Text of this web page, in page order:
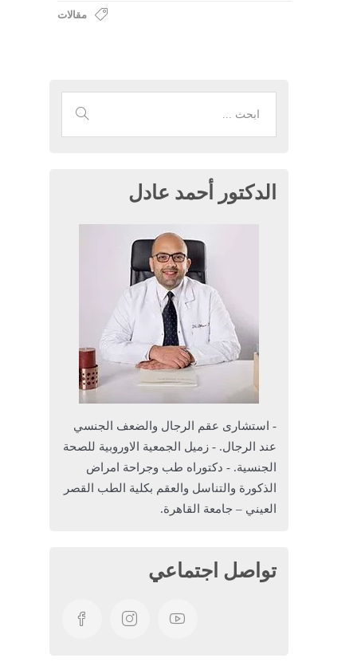
مقالات
الدكتور أحمد عادل
- استشارى عقم الرجال والضعف الجنسي
عند الرجال. - زميل الجمعية الاوروبية للصحة
الجنسية. - دكتوراه طب وجراحة امراض
الذكورة والتناسل والعقم بكلية الطب القصر
العيني – جامعة القاهرة.
تواصل اجتماعي